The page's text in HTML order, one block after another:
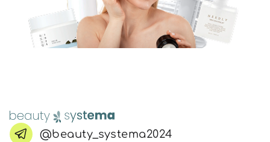
@beauty_systema2024